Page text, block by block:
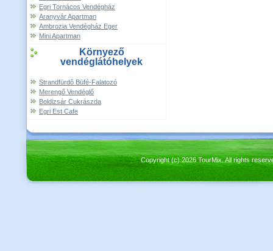
Egri Tornácos Vendégház
Aranyvár Apartman
Ambrozia Vendégház Eger
Mini Apartman
Környező
vendéglátóhelyek
Strandfürdô Büfé-Falatozó
Merengő Vendéglő
Boldizsár Cukrászda
Egri Est Cafe
Copyright (c) 2026 TourMix. All rights